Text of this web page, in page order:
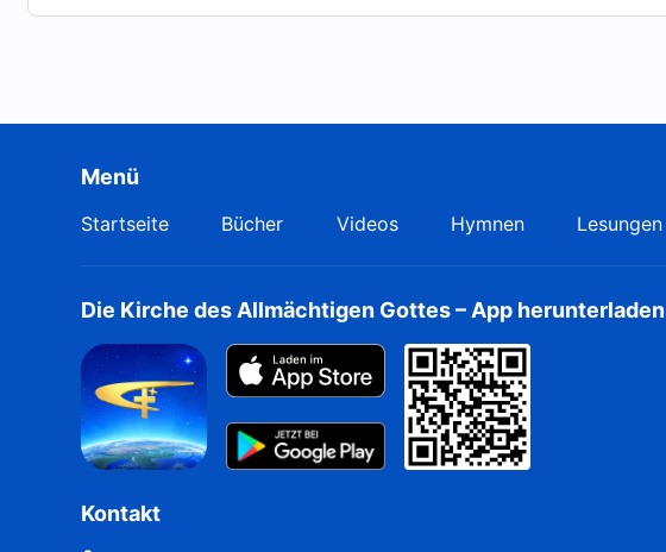
Menü
Startseite Bücher Videos Hymnen Lesungen
Die Kirche des Allmächtigen Gottes – App herunterladen
Kontakt